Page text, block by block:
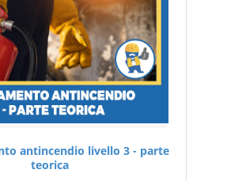
antincendio livello 3 - parte
teorica